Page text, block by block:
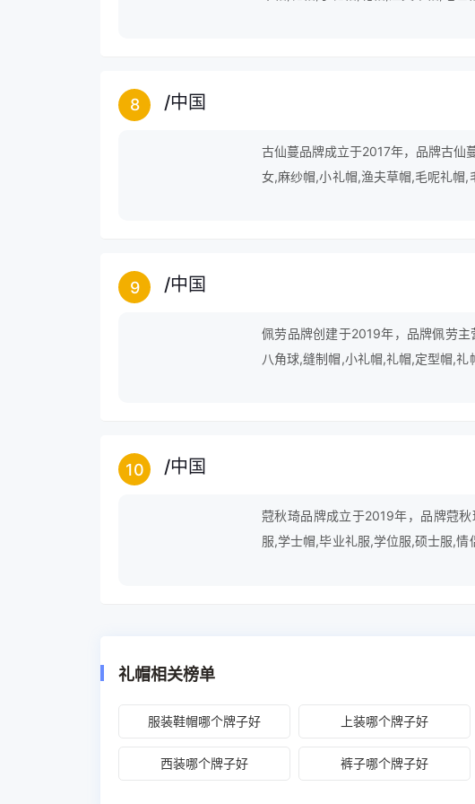
8 /中国
古仙蔓品牌成立于2017年，品牌古仙
女,麻纱帽,小礼帽,渔夫草帽,毛呢礼帽,
9 /中国
佩劳品牌创建于2019年，品牌佩劳
八角球,缝制帽,小礼帽,礼帽,定型帽,
10 /中国
蒄秋琦品牌成立于2019年，品牌蒄
服,学士帽,毕业礼服,学位服,硕士服,
礼帽相关榜单
服装鞋帽哪个牌子好 上装哪个牌子好
西装哪个牌子好 裤子哪个牌子好